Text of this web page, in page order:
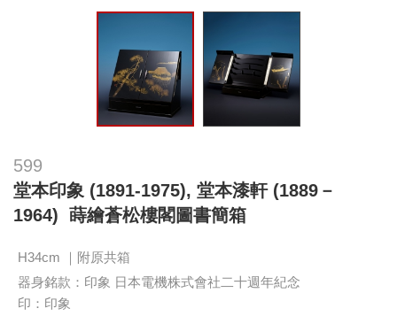
599
堂本印象 (1891-1975), 堂本漆軒 (1889－
1964) 蒔繪蒼松樓閣圖書簡箱
H34cm ｜附原共箱
器身銘款：印象 日本電機株式會社二十週年紀念
印：印象